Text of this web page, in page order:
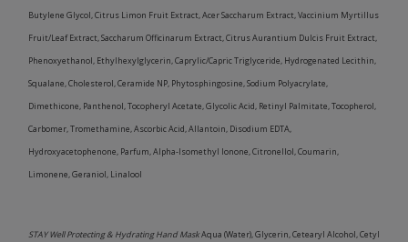
Butylene Glycol, Citrus Limon Fruit Extract, Acer Saccharum Extract, Vaccinium Myrtillus
Fruit/Leaf Extract, Saccharum Officinarum Extract, Citrus Aurantium Dulcis Fruit Extract,
Phenoxyethanol, Ethylhexylglycerin, Caprylic/Capric Triglyceride, Hydrogenated Lecithin,
Squalane, Cholesterol, Ceramide NP, Phytosphingosine, Sodium Polyacrylate,
Dimethicone, Panthenol, Tocopheryl Acetate, Glycolic Acid, Retinyl Palmitate, Tocopherol,
Carbomer, Tromethamine, Ascorbic Acid, Allantoin, Disodium EDTA,
Hydroxyacetophenone, Parfum, Alpha-Isomethyl Ionone, Citronellol, Coumarin,
Limonene, Geraniol, Linalool
STAY Well Protecting & Hydrating Hand MaskAqua (Water), Glycerin, Cetearyl Alcohol, Cetyl